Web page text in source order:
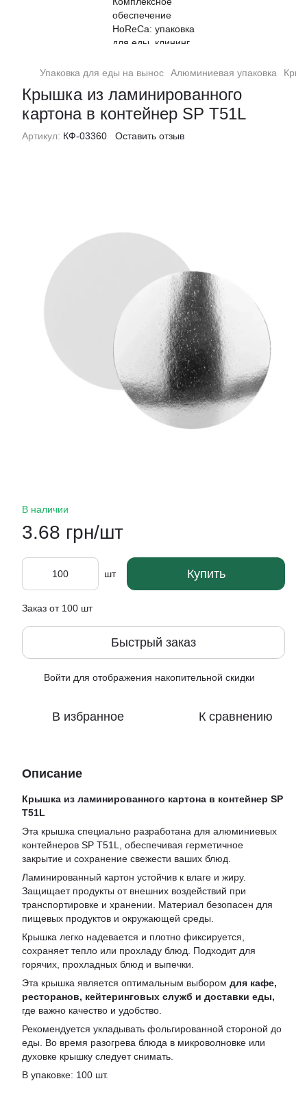
Упаковка для еды на вынос Алюминиевая упаковка
Крышка из ламинированного
картона в контейнер SP T51L
Артикул: КФ-03360 Оставить отзыв
В наличии
3.68 грн/шт
шт Купить
Заказ от 100 шт
Быстрый заказ
Войти для отображения накопительной скидки
В избранное К сравнению
Описание
Крышка из ламинированного картона в контейнер SP
T51L
Эта крышка специально разработана для алюминиевых
контейнеров SP T51L, обеспечивая герметичное
закрытие и сохранение свежести ваших блюд.
Ламинированный картон устойчив к влаге и жиру.
Защищает продукты от внешних воздействий при
транспортировке и хранении. Материал безопасен для
пищевых продуктов и окружающей среды.
Крышка легко надевается и плотно фиксируется,
сохраняет тепло или прохладу блюд. Подходит для
горячих, прохладных блюд и выпечки.
Эта крышка является оптимальным выбором для кафе,
ресторанов, кейтеринговых служб и доставки еды,
где важно качество и удобство.
Рекомендуется укладывать фольгированной стороной до
еды. Во время разогрева блюда в микроволновке или
духовке крышку следует снимать.
В упаковке: 100 шт.